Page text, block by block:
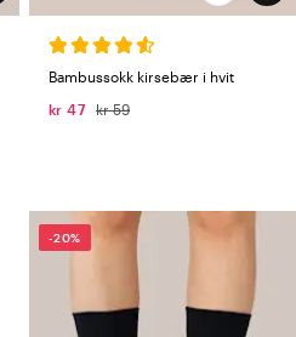
Bambussokk kirsebær i hvit
kr 47 kr 59
-20%